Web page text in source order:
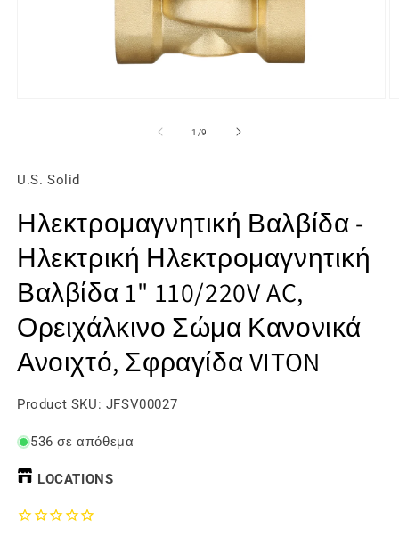
παράθυρο
1 /από
9
U.S. Solid
Ηλεκτρομαγνητική Βαλβίδα -
Ηλεκτρική Ηλεκτρομαγνητική
Βαλβίδα 1" 110/220V AC,
Ορειχάλκινο Σώμα Κανονικά
Ανοιχτό, Σφραγίδα VITON
SKU:
Product SKU: JFSV00027
536 σε απόθεμα
LOCATIONS